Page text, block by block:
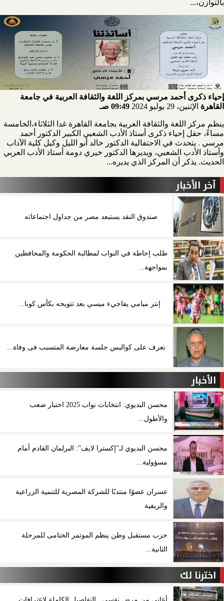
بالتوازن،...
إحياء ذكرى أحمد مرسي بمركز اللغة والثقافة العربية في جامعة
القاهرة الإثنين، 29 يوليو 2024 09:49 صـ
ينظم مركز اللغة والثقافة العربية بجامعة القاهرة غدا الثلاثاء،الخامسة
مساءً، حفل إحياء ذكرى أستاذ الأدب الشعبي الكبير الدكتور أحمد
مرسي . يتحدث في الاحتفالية الدكتور خالد أبو الليل وكيل كلية الآداب
وأستاذ الأدب الشعبي، ويديرها الدكتور خيري دومة أستاذ الأدب العربي
الحديث. يذكر أن المركز الذي يديره...
آخر الأخبار
صندوق النقد يستبعد مصر من جداول اجتماعاته
طلب إحاطة في النواب لمطالبة الحكومة والمحافظين
بمواجهة...
إنتر ميامي يفاجيء ميسي بعد تتويجه بكأس كوبا...
تعرف على كواليس جلسة معارضة المتسبب فى وفاة...
الأخبار
محسن البديوي: انتخابات نواب 2025 اختبار صعب
والأطول...
محسن البديوي لـ”إكسترا لايف”: البرلمان القادم أمام
مسؤولية...
عسران عضوًا منتدبًا للشركة المصرية للتنمية الزراعية
والريفية
حزب مستقبل وطن ينظم الموتمر الختامى للمرحلة
الثانية...
اخترنا لك
أعاني من مرض نفسي.. التفاصيل الكاملة لاعترافات